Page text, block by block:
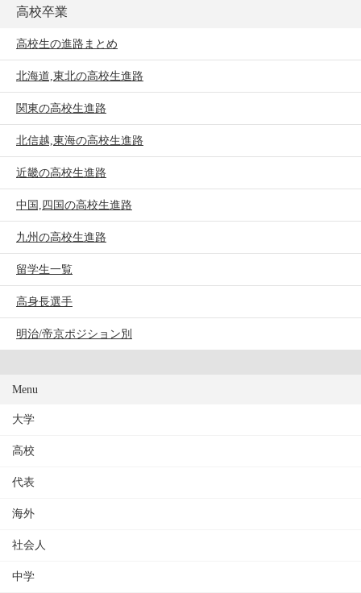
高校卒業
高校生の進路まとめ
北海道,東北の高校生進路
関東の高校生進路
北信越,東海の高校生進路
近畿の高校生進路
中国,四国の高校生進路
九州の高校生進路
留学生一覧
高身長選手
明治/帝京ポジション別
Menu
大学
高校
代表
海外
社会人
中学